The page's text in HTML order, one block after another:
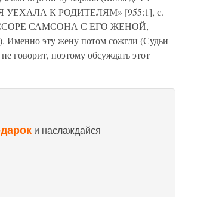
К РОДИТЕЛЯМ» [955:1], с.
о ССОРЕ САМСОНА С ЕГО ЖЕНОЙ,
Именно эту жену потом сожгли (Судьи
говорит, поэтому обсуждать этот
и наслаждайся